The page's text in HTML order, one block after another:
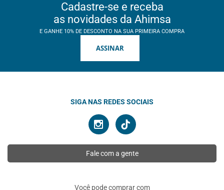
Cadastre-se e receba
as novidades da Ahimsa
E GANHE 10% DE DESCONTO NA SUA PRIMEIRA COMPRA
ASSINAR
SIGA NAS REDES SOCIAIS
Fale com a gente
Você pode comprar com